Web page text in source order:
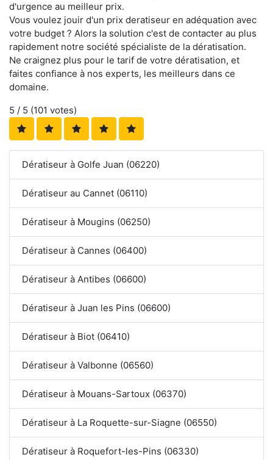
d'urgence au meilleur prix.
Vous voulez jouir d'un prix deratiseur en adéquation avec
votre budget ? Alors la solution c'est de contacter au plus
rapidement notre société spécialiste de la dératisation.
Ne craignez plus pour le tarif de votre dératisation, et
faites confiance à nos experts, les meilleurs dans ce
domaine.
5 / 5 (101 votes)
Dératiseur à Golfe Juan (06220)
Dératiseur au Cannet (06110)
Dératiseur à Mougins (06250)
Dératiseur à Cannes (06400)
Dératiseur à Antibes (06600)
Dératiseur à Juan les Pins (06600)
Dératiseur à Biot (06410)
Dératiseur à Valbonne (06560)
Dératiseur à Mouans-Sartoux (06370)
Dératiseur à La Roquette-sur-Siagne (06550)
Dératiseur à Roquefort-les-Pins (06330)